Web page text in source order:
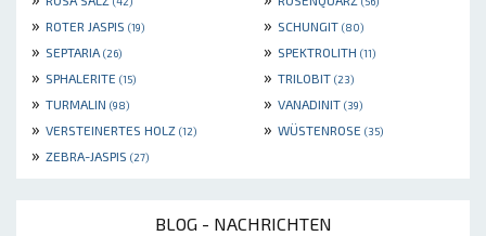
» ROTER JASPIS (19) » SCHUNGIT (80)
» SEPTARIA (26) » SPEKTROLITH (11)
» SPHALERITE (15) » TRILOBIT (23)
» TURMALIN (98) » VANADINIT (39)
» VERSTEINERTES HOLZ (12) » WÜSTENROSE (35)
» ZEBRA-JASPIS (27)
BLOG - NACHRICHTEN